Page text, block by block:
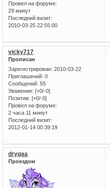
Провел на форуме:
29 минут
Последний визит:
2010-03-25 22:55:00
vicky717
Прописан
Зарегистрирован: 2010-03-22
Приглашений: 0
Сообщений: 55
Уважение: [+0/-0]
Позитив: [+0/-0]
Провел на форуме:
2 часа 11 минут
Последний визит:
2012-01-14 00:39:19
drygaa
Проездом